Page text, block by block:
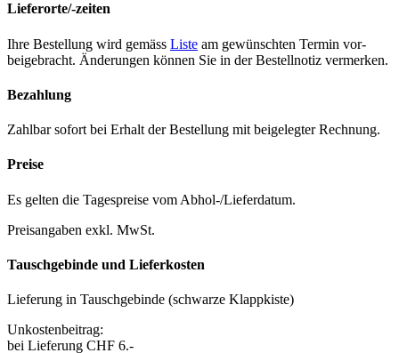
Lieferorte/-zeiten
Ihre Bestel­lung wird gemäss Liste am gewün­scht­en Ter­min vor­
beige­bracht. Änderun­gen kön­nen Sie in der Bestell­no­tiz ver­merken.
Bezahlung
Zahlbar sofort bei Erhalt der Bestel­lung mit beigelegter Rech­nung.
Preise
Es gel­ten die Tage­spreise vom Abhol-/Liefer­da­tum.
Preisangaben exkl. MwSt.
Tauschgebinde und Lieferkosten
Liefer­ung in Tauschge­binde (schwarze Klapp­kiste)
Unkosten­beitrag:
bei Liefer­ung CHF 6.-